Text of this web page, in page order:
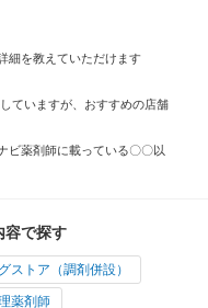
細を教えていただけます
ていますが、おすすめの店舗
ビ薬剤師に載っている〇〇以
容で探す
ストア（調剤併設）
薬剤師